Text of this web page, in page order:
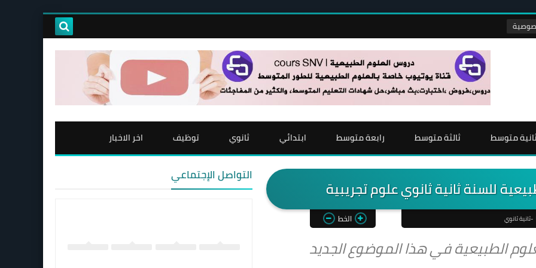
متوسط ثالثة متوسط رابعة متوسط ابتدائي ثانوي توظيف اخر الاخبار
للسنة ثانية ثانوي علوم تجريبية
-ثانية ثانوي الخط
الطبيعية في هذا الموضوع الجديد
التواصل الإجتماعي